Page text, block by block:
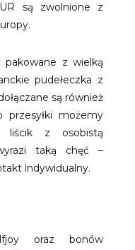
są zwolnione z
pakowane z wielką
pudełeczka z
są również
przesyłki możemy
liścik z osobistą
taką chęć –
indywidualny.
oraz bonów